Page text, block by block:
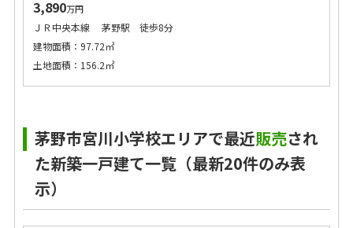
3,890万円
ＪＲ中央本線 茅野駅 徒歩8分
建物面積：97.72㎡
土地面積：156.2㎡
茅野市宮川小学校エリアで最近販売され
た新築一戸建て一覧（最新20件のみ表
示）